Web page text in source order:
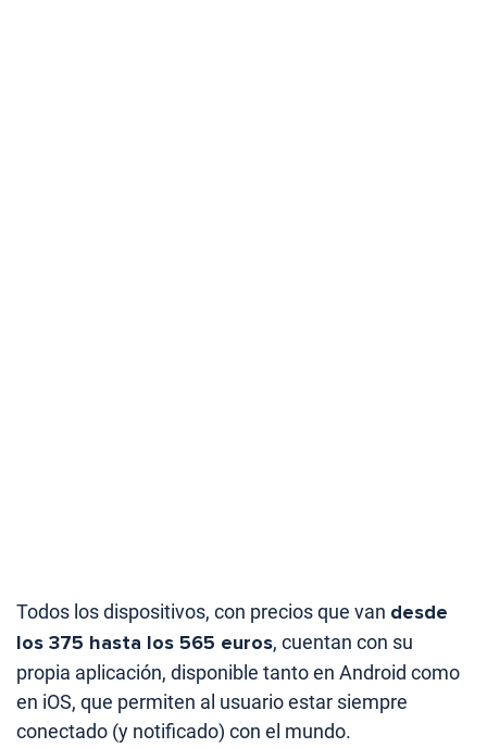
Todos los dispositivos, con precios que van desde
los 375 hasta los 565 euros, cuentan con su
propia aplicación, disponible tanto en Android como
en iOS, que permiten al usuario estar siempre
conectado (y notificado) con el mundo.